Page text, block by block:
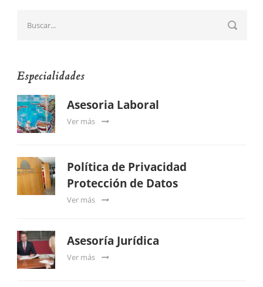
Especialidades
Asesoria Laboral
Ver más
Política de Privacidad
Protección de Datos
Ver más
Asesoría Jurídica
Ver más